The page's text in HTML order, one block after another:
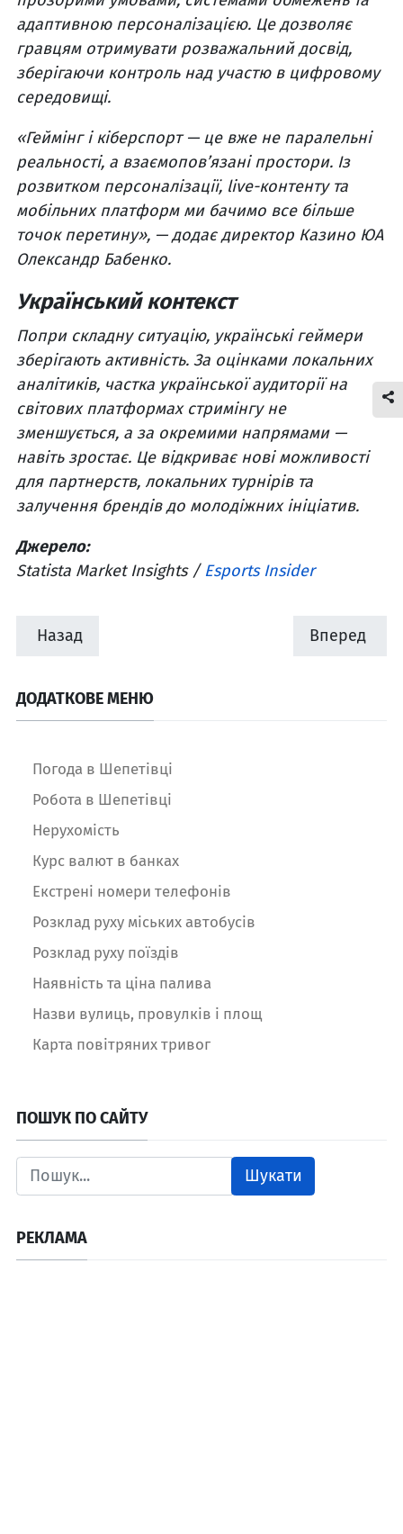
адаптивною персоналізацією. Це дозволяє
гравцям отримувати розважальний досвід,
зберігаючи контроль над участю в цифровому
середовищі.
«Геймінг і кіберспорт — це вже не паралельні
реальності, а взаємопов’язані простори. Із
розвитком персоналізації, live-контенту та
мобільних платформ ми бачимо все більше
точок перетину», — додає директор Казино ЮА
Олександр Бабенко.
Український контекст
Попри складну ситуацію, українські геймери
зберігають активність. За оцінками локальних
аналітиків, частка української аудиторії на
світових платформах стримінгу не
зменшується, а за окремими напрямами —
навіть зростає. Це відкриває нові можливості
для партнерств, локальних турнірів та
залучення брендів до молодіжних ініціатив.
Джерело:
Statista Market Insights / Esports Insider
Назад Вперед
ДОДАТКОВЕ МЕНЮ
Погода в Шепетівці
Робота в Шепетівці
Нерухомість
Курс валют в банках
Екстрені номери телефонів
Розклад руху міських автобусів
Розклад руху поїздів
Наявність та ціна палива
Назви вулиць, провулків і площ
Карта повітряних тривог
ПОШУК ПО САЙТУ
Шукати
РЕКЛАМА